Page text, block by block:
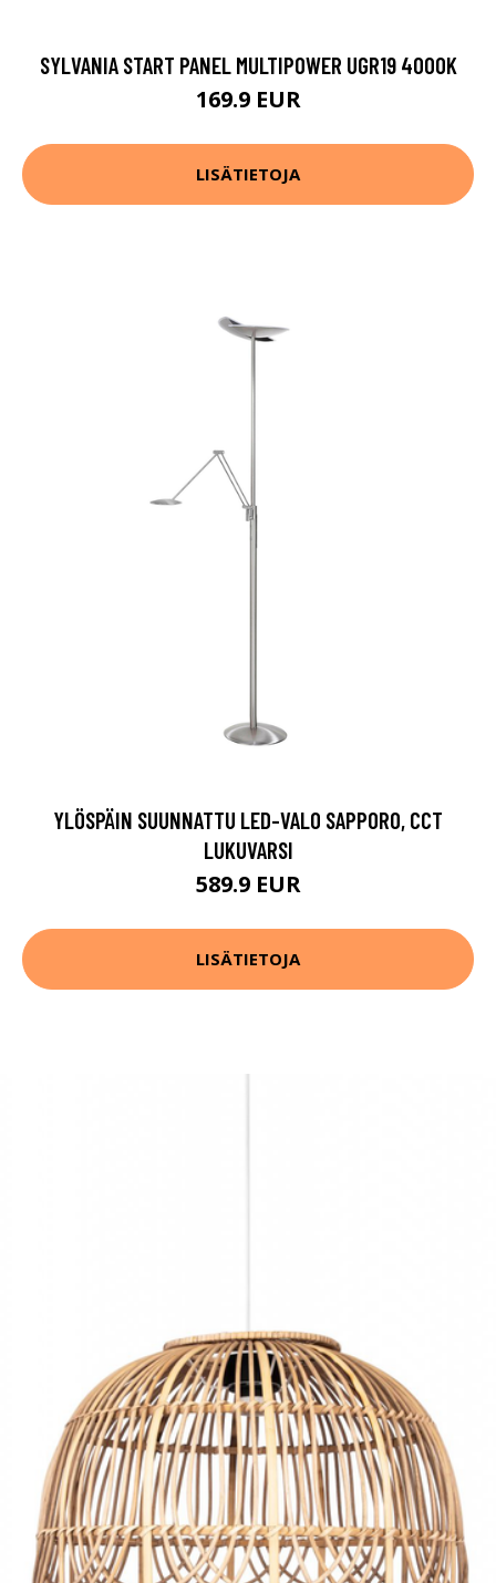
SYLVANIA START PANEL MULTIPOWER UGR19 4000K
169.9 EUR
LISÄTIETOJA
YLÖSPÄIN SUUNNATTU LED-VALO SAPPORO, CCT
LUKUVARSI
589.9 EUR
LISÄTIETOJA